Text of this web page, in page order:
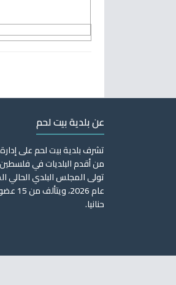
عن بلدية بيت لحم
تشرف بلدية بيت لحم على
تولى المجلس البلدي الحالي
عام
حنانيا.